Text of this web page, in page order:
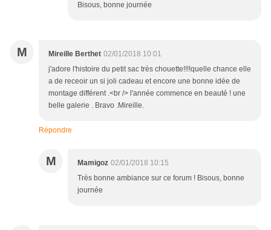
Bisous, bonne journée
M Mireille Berthet 02/01/2018 10:01
j'adore l'histoire du petit sac très chouette!!!!quelle chance elle
a de receoir un si joli cadeau et encore une bonne idée de
montage différent .<br /> l'année commence en beauté ! une
belle galerie . Bravo .Mireille.
Répondre
M Mamigoz 02/01/2018 10:15
Très bonne ambiance sur ce forum ! Bisous, bonne
journée